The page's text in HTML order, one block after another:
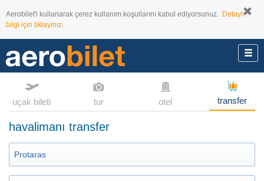
Aerobilet'i kullanarak çerez kullanım koşullarını kabul ediyorsunuz. Detaylı
bilgi için tıklayınız.
uçak bileti tur otel transfer
havalimanı transfer